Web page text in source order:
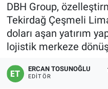
DBH Group,
Tekirdağ Çeşmeli
doları aşan yatırım
lojistik merkeze
ERCAN TOSUNOĞLU
EDITÖR